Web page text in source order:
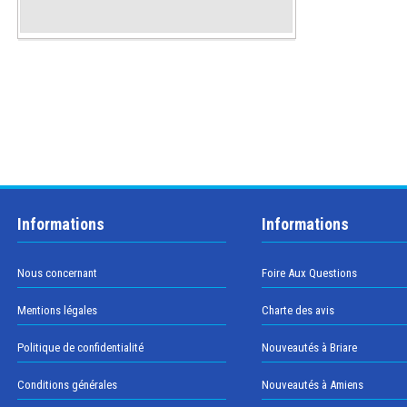
Informations
Nous concernant
Mentions légales
Politique de confidentialité
Conditions générales
Informations
Foire Aux Questions
Charte des avis
Nouveautés à Briare
Nouveautés à Amiens